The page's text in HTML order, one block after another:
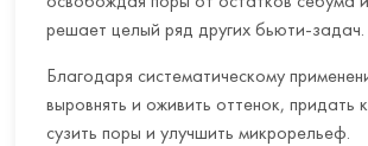
решает целый ряд других бьюти-задач.
Благодаря систематическому
выровнять и оживить оттенок,
сузить поры и улучшить микрорельеф.